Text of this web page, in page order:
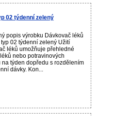
02 týdenní zelený
popis výrobku Dávkovač léků
typ 02 týdenní zelený Užití
léků umožňuje přehledné
nebo potravinových
na týden dopředu s rozdělením
dávky. Kon...